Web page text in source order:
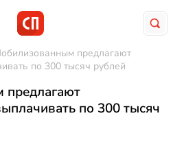
предлагают
по 300 тысяч рублей
по 300 тысяч